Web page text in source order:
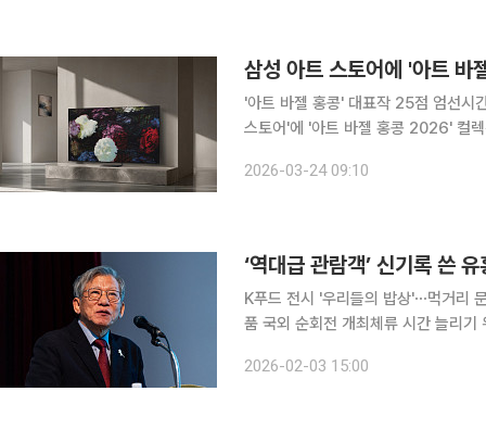
삼성 아트 스토어에 '아트
'아트 바젤 홍콩' 대표작 25점 엄선시간·공간 넘어
스토어'에 '아트 바젤 홍콩 2026' 컬렉션
에서 개최되는 전시 작품들을 엄선해
2026-03-24 09:10
K푸드 전시 '우리들의 밥상'⋯먹거리
품 국외 순회전 개최체류 시간 늘리기 위해 거
도 5년이 됐다. 이런 변화들이 쌓이면
2026-02-03 15:00